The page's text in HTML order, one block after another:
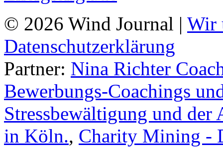
© 2026 Wind Journal | Wir
Datenschutzerklärung
Partner: Nina Richter
Bewerbungs-Coachings
Stressbewältigung und
in Köln., Charity Mining -